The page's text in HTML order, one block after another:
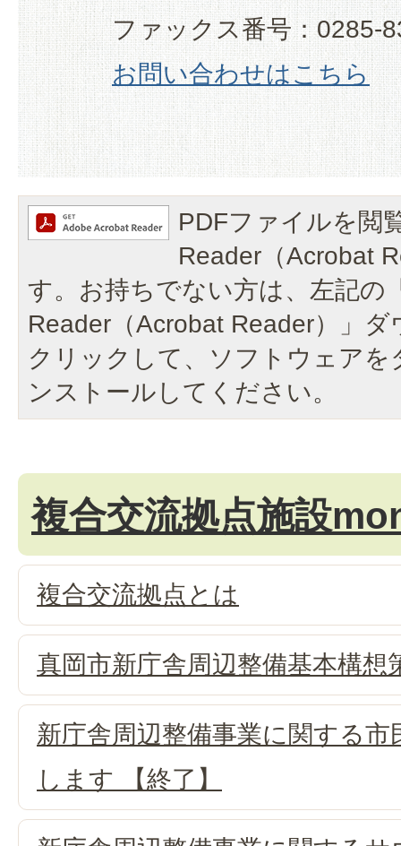
ファックス番号：0285-
お問い合わせはこちら
PDFファイルを閲
Reader（Acrobat
す。お持ちでない方は、左記の
Reader（Acrobat Reader）」
クリックして、ソフトウェア
ンストールしてください。
複合交流拠点施設
複合交流拠点とは
真岡市新庁舎周辺整備基本構想
新庁舎周辺整備事業に関する
します 【終了】